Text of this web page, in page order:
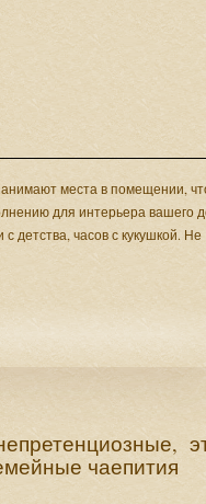
места в помещении,
для интерьера вашего
детства, часов с кукушкой. Не
чаепития